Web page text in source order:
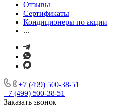
Отзывы
Сертификаты
Кондиционеры по акции
...
+7 (499) 500-38-51
+7 (499) 500-38-51
Заказать звонок